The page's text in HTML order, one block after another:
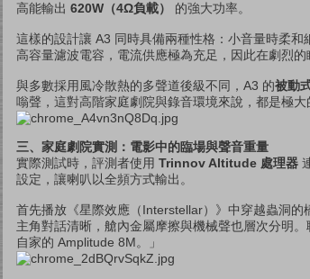
高能輸出 620W（4Ω負載） 的強大功率。
這樣的設計讓 A3 同時具備兩種性格：小音量時柔
高容量濾波電容，電流供應極為充足，因此在劇烈的
與多數採用風冷散熱的多聲道後級不同，A3 的被動
嗡聲，這對高階家庭劇院與錄音環境來說，都是極大
三、家庭劇院實測：電影中的臨場與聲音重量
實際測試時，評測者使用 Trinnov Altitude 處理器
設定，讓喇叭以全頻方式輸出。
首先播放《星際效應（Interstellar）》中穿越蟲洞的
主角對話清晰，艙內金屬摩擦與機械聲也層次分明
自家的 Amplitude 8M。」